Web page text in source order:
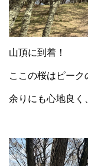
山頂に到着！
ここの桜はピーク
余りにも心地良く